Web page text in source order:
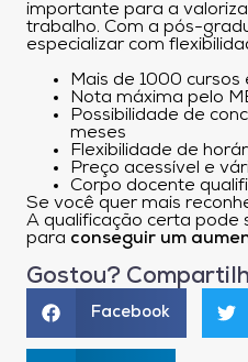
importante para a
trabalho. Com a pós-
especializar com
Mais de 1000
Nota máxima pelo
Possibilidade de
meses
Flexibilidade de
Preço acessível e
Corpo docente
Se você quer mais
A qualificação certa pode
para conseguir um
Gostou?
Facebook